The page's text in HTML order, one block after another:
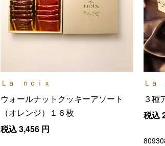
Ｌａ ｎｏｉｘ
ウォールナットクッキーアソート
（オレンジ）１６枚
税込3,456 円
Ｌａ
３種
税込